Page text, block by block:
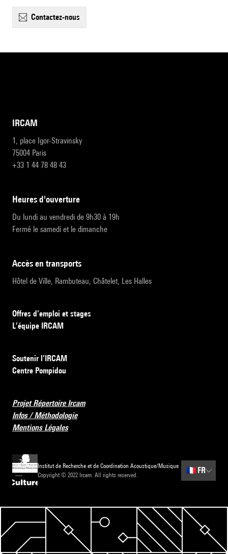
contactez-nous
IRCAM
1, place Igor-Stravinsky
75004 Paris
+33 1 44 78 48 43
heures d'ouverture
Du lundi au vendredi de 9h30 à 19h
Fermé le samedi et le dimanche
accès en transports
Hôtel de Ville, Rambuteau, Châtelet, Les Halles
Offres d’emploi et stages
L’équipe IRCAM
Soutenir l’IRCAM
Centre Pompidou
Projet Répertoire Ircam
Infos / Méthodologie
Mentions Légales
Institut de Recherche et de Coordination Acoustique/Musique
Copyright © 2022 Ircam. All rights reserved.
🇫🇷 FR